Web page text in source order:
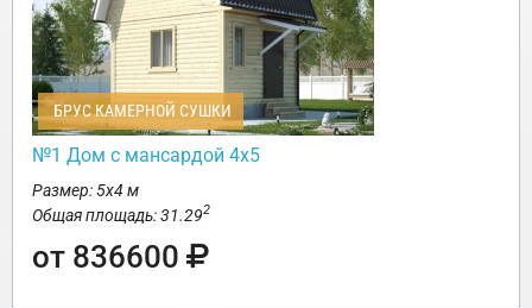
БРУС КАМЕРНОЙ СУШКИ
№1 Дом с мансардой 4х5
Размер: 5х4 м
Общая площадь: 31.292
от 836600